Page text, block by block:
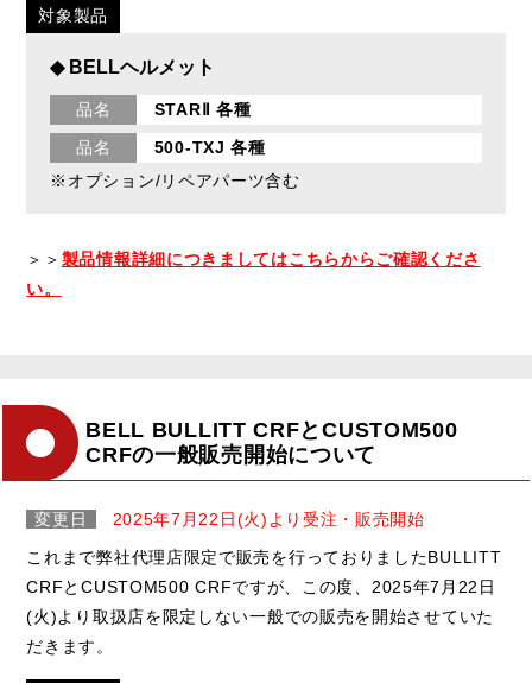
対象製品
◆ BELLヘルメット
品名
STARⅡ 各種
品名
500-TXJ 各種
※オプション/リペアパーツ含む
＞＞ 製品情報詳細につきましてはこちらからご確認くださ
い。
BELL BULLITT CRFとCUSTOM500
CRFの一般販売開始について
変更日
2025年7月22日(火)より受注・販売開始
これまで弊社代理店限定で販売を行っておりましたBULLITT
CRFとCUSTOM500 CRFですが、この度、2025年7月22日
(火)より取扱店を限定しない一般での販売を開始させていた
だきます。